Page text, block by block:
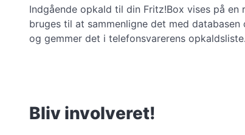
Indgående opkald til din Fritz!Box vises på
bruges til at sammenligne det med
og gemmer det i telefonsvarerens
Bliv involveret!